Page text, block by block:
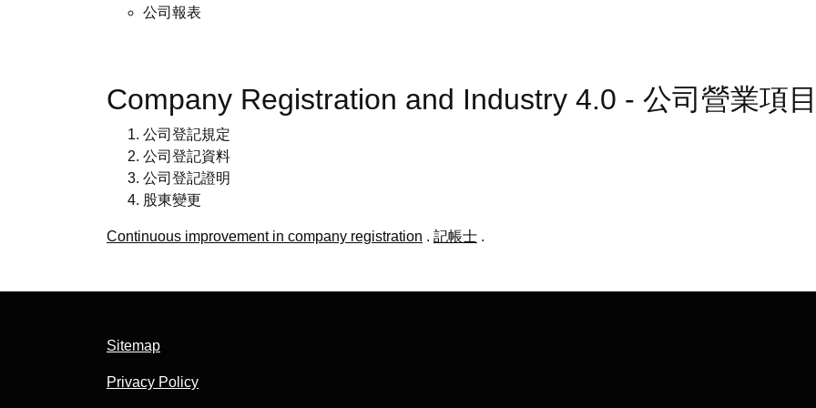
公司報表
Company Registration and Industry 4.0 - 公司營業項
公司登記規定
公司登記資料
公司登記證明
股東變更
Continuous improvement in company registration . 記帳士 .
Sitemap
Privacy Policy